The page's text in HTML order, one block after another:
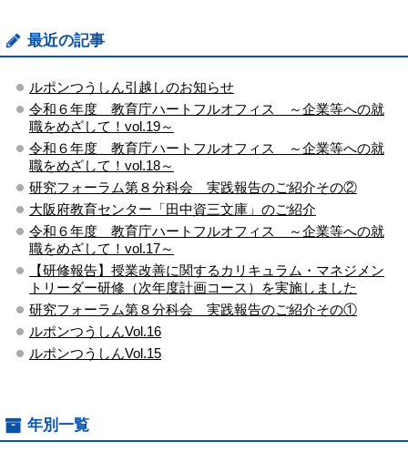
最近の記事
ルポンつうしん引越しのお知らせ
令和６年度 教育庁ハートフルオフィス ～企業等への就
職をめざして！vol.19～
令和６年度 教育庁ハートフルオフィス ～企業等への就
職をめざして！vol.18～
研究フォーラム第８分科会 実践報告のご紹介その②
大阪府教育センター「田中資三文庫」のご紹介
令和６年度 教育庁ハートフルオフィス ～企業等への就
職をめざして！vol.17～
【研修報告】授業改善に関するカリキュラム・マネジメン
トリーダー研修（次年度計画コース）を実施しました
研究フォーラム第８分科会 実践報告のご紹介その①
ルポンつうしんVol.16
ルポンつうしんVol.15
年別一覧